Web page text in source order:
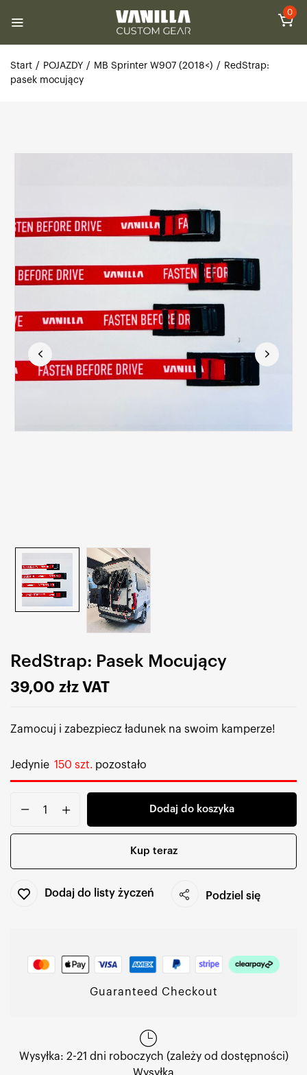
0
Start / POJAZDY / MB Sprinter W907 (2018<) / RedStrap:
pasek mocujący
RedStrap: Pasek Mocujący
39,00 złz VAT
Zamocuj i zabezpiecz ładunek na swoim kamperze!
Jedynie 150 szt. pozostało
Dodaj do koszyka
Kup teraz
Dodaj do listy życzeń Podziel się
Guaranteed Checkout
Wysyłka: 2-21 dni roboczych (zależy od dostępności)
Wysyłka